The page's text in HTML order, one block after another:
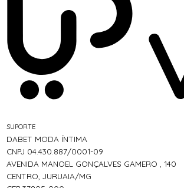
SUPORTE
DABET MODA ÍNTIMA
CNPJ 04.430.887/0001-09
AVENIDA MANOEL GONÇALVES GAMERO , 140
CENTRO, JURUAIA/MG